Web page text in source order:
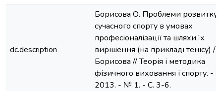
dc.description
Борисова О. Проблеми розвитку
сучасного спорту в умовах
професіоналізації та шляхи їх
вирішення (на прикладі тенісу) /
Борисова // Теорія і методика
фізичного виховання і спорту. -
2013. - № 1. - С. 3-6.